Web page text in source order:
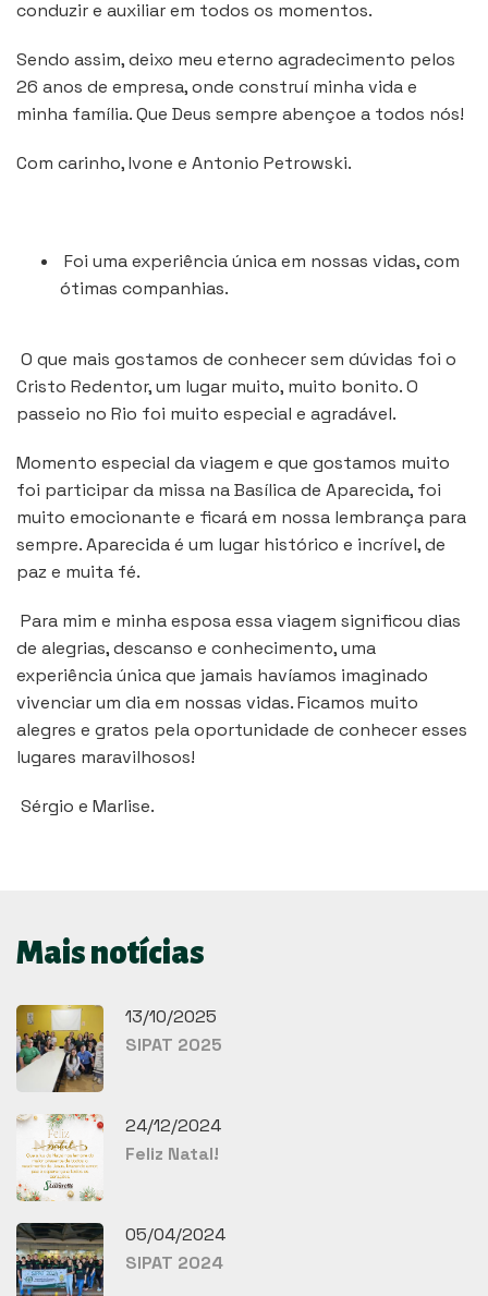
conduzir e auxiliar em todos os momentos.
Sendo assim, deixo meu eterno agradecimento pelos
26 anos de empresa, onde construí minha vida e
minha família. Que Deus sempre abençoe a todos nós!
Com carinho, Ivone e Antonio Petrowski.
Foi uma experiência única em nossas vidas, com
ótimas companhias.
O que mais gostamos de conhecer sem dúvidas foi o
Cristo Redentor, um lugar muito, muito bonito. O
passeio no Rio foi muito especial e agradável.
Momento especial da viagem e que gostamos muito
foi participar da missa na Basílica de Aparecida, foi
muito emocionante e ficará em nossa lembrança para
sempre. Aparecida é um lugar histórico e incrível, de
paz e muita fé.
Para mim e minha esposa essa viagem significou dias
de alegrias, descanso e conhecimento, uma
experiência única que jamais havíamos imaginado
vivenciar um dia em nossas vidas. Ficamos muito
alegres e gratos pela oportunidade de conhecer esses
lugares maravilhosos!
Sérgio e Marlise.
Mais notícias
13/10/2025
SIPAT 2025
24/12/2024
Feliz Natal!
05/04/2024
SIPAT 2024